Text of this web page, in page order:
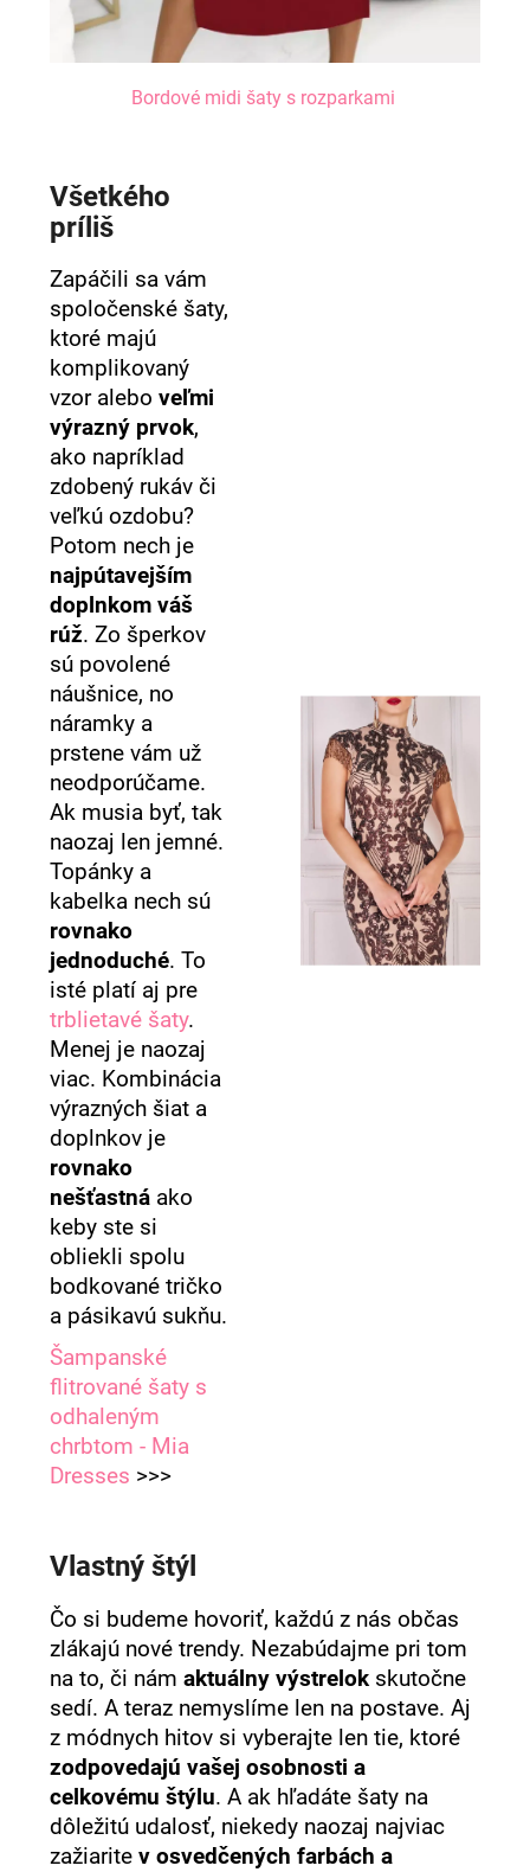
Bordové midi šaty s rozparkami
Všetkého
príliš
Zapáčili sa vám
spoločenské šaty,
ktoré majú
komplikovaný
vzor aleboveľmi
výrazný prvok,
ako napríklad
zdobený rukáv či
veľkú ozdobu?
Potom nech je
najpútavejším
doplnkom váš
rúž. Zo šperkov
sú povolené
náušnice, no
náramky a
prstene vám už
neodporúčame.
Ak musia byť, tak
naozaj len jemné.
Topánky a
kabelka nech sú
rovnako
jednoduché. To
isté platí aj pre
trblietavé šaty.
Menej je naozaj
viac. Kombinácia
výrazných šiat a
doplnkov je
rovnako
nešťastná ako
keby ste si
obliekli spolu
bodkované tričko
a pásikavú sukňu.
Šampanské
flitrované šaty s
odhaleným
chrbtom - Mia
Dresses >>>
Vlastný štýl
Čo si budeme hovoriť, každú z nás občas
zlákajú nové trendy. Nezabúdajme pri tom
na to, či námaktuálny výstrelok skutočne
sedí. A teraz nemyslíme len na postave. Aj
z módnych hitov si vyberajte len tie, ktoré
zodpovedajú vašej osobnosti a
celkovému štýlu. A ak hľadáte šaty na
dôležitú udalosť, niekedy naozaj najviac
zažiaritev osvedčených farbách a